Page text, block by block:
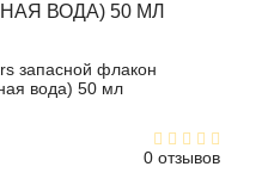
ВОДА) 50 МЛ
0 отзывов